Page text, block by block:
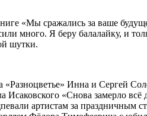
«Мы сражались за ваше
много. Я беру балалайку, и
шутки.
«Разноцветье» Инна и Сергей
«Снова замерло
артистам за праздничным